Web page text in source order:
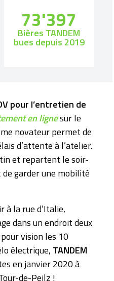
73'397
Bières TANDEM
bues depuis 2019
pour l’entretien de
en lignesur le
novateur permet de
d’attente à l’atelier.
et repartent le soir-
garder une mobilité
à la rue d’Italie,
dans un endroit deux
vision les 10
électrique, TANDEM
en janvier 2020 à
de-Peilz !